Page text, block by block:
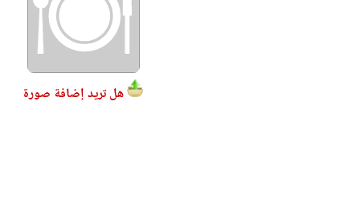
هل تريد إضافة صورة